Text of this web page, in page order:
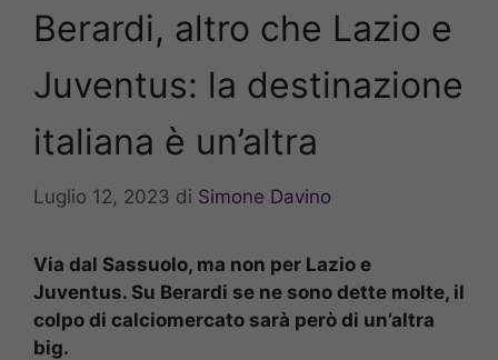
Berardi, altro che Lazio e
Juventus: la destinazione
italiana è un’altra
Luglio 12, 2023 di Simone Davino
Via dal Sassuolo, ma non per Lazio e
Juventus. Su Berardi se ne sono dette molte, il
colpo di calciomercato sarà però di un’altra
big.